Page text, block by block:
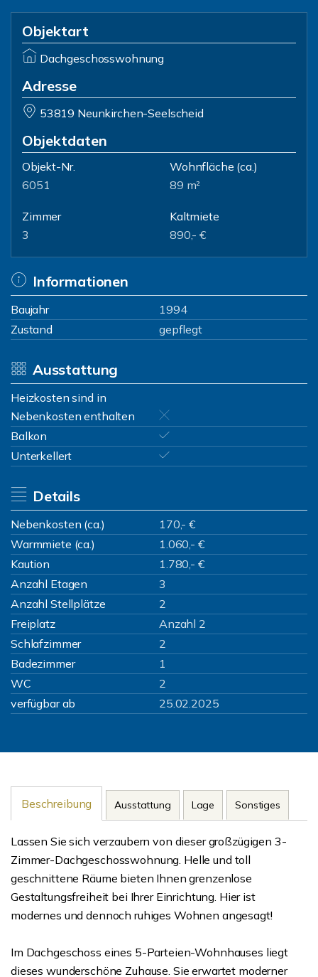
Objektart
Dachgeschosswohnung
Adresse
53819 Neunkirchen-Seelscheid
Objektdaten
Objekt-Nr.
6051
Wohnfläche (ca.)
89 m²
Zimmer
3
Kaltmiete
890,- €
Informationen
Baujahr
1994
Zustand
gepflegt
Ausstattung
Heizkosten sind in
Nebenkosten enthalten
Balkon
Unterkellert
Details
Nebenkosten (ca.)
170,- €
Warmmiete (ca.)
1.060,- €
Kaution
1.780,- €
Anzahl Etagen
3
Anzahl Stellplätze
2
Freiplatz
Anzahl 2
Schlafzimmer
2
Badezimmer
1
WC
2
verfügbar ab
25.02.2025
Beschreibung Ausstattung Lage Sonstiges
Lassen Sie sich verzaubern von dieser großzügigen 3-
Zimmer-Dachgeschosswohnung. Helle und toll
geschnittene Räume bieten Ihnen grenzenlose
Gestaltungsfreiheit bei Ihrer Einrichtung. Hier ist
modernes und dennoch ruhiges Wohnen angesagt!
Im Dachgeschoss eines 5-Parteien-Wohnhauses liegt
dieses wunderschöne Zuhause. Sie erwartet moderner